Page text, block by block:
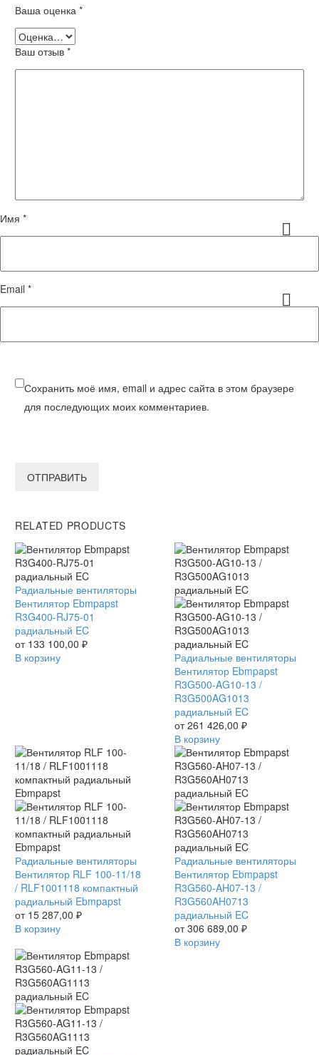
Ваша оценка *
Ваш отзыв *
Имя *
Email *
Сохранить моё имя, email и адрес сайта в этом браузере
для последующих моих комментариев.
ОТПРАВИТЬ
RELATED PRODUCTS
Вентилятор
Ebmpapst
R3G400-
RJ75-
01
радиальный
Радиальные вентиляторы
Вентилятор Ebmpapst
R3G400-RJ75-01
радиальный EC
от 133 100,00 ₽
В корзину
Вентилятор
Ebmpapst
R3G500-
AG10-
13
/
R3G500AG1013
радиальный
EC
Радиальные вентиляторы
Вентилятор Ebmpapst
R3G500-AG10-13 /
R3G500AG1013
радиальный EC
от261 426,00 ₽
В корзину
Вентилятор
RLF
100-
11/18
/
RLF1001118
радиальный
Ebmpapst
Радиальные вентиляторы
Вентилятор RLF 100-11/18
/ RLF1001118 компактный
радиальный Ebmpapst
от 15 287,00 ₽
В корзину
Вентилятор
Ebmpapst
R3G560-
AH07-
13
/
R3G560AH0713
Радиальные вентиляторы
Вентилятор Ebmpapst
R3G560-AH07-13 /
R3G560AH0713
радиальный EC
от306 689,00 ₽
В корзину